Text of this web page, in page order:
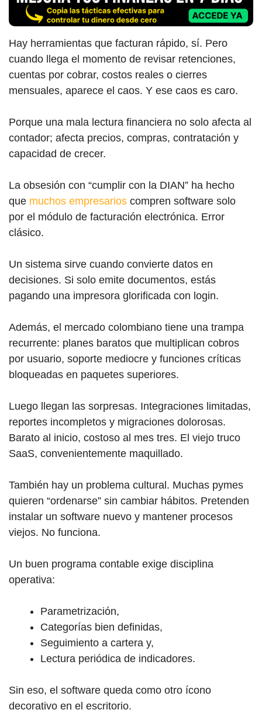
Hay herramientas que facturan rápido, sí. Pero
cuando llega el momento de revisar retenciones,
cuentas por cobrar, costos reales o cierres
mensuales, aparece el caos. Y ese caos es caro.
Porque una mala lectura financiera no solo afecta al
contador; afecta precios, compras, contratación y
capacidad de crecer.
La obsesión con “cumplir con la DIAN” ha hecho
que muchos empresarios compren software solo
por el módulo de facturación electrónica. Error
clásico.
Un sistema sirve cuando convierte datos en
decisiones. Si solo emite documentos, estás
pagando una impresora glorificada con login.
Además, el mercado colombiano tiene una trampa
recurrente: planes baratos que multiplican cobros
por usuario, soporte mediocre y funciones críticas
bloqueadas en paquetes superiores.
Luego llegan las sorpresas. Integraciones limitadas,
reportes incompletos y migraciones dolorosas.
Barato al inicio, costoso al mes tres. El viejo truco
SaaS, convenientemente maquillado.
También hay un problema cultural. Muchas pymes
quieren “ordenarse” sin cambiar hábitos. Pretenden
instalar un software nuevo y mantener procesos
viejos. No funciona.
Un buen programa contable exige disciplina
operativa:
Parametrización,
Categorías bien definidas,
Seguimiento a cartera y,
Lectura periódica de indicadores.
Sin eso, el software queda como otro ícono
decorativo en el escritorio.